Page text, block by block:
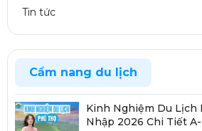
Tin tức
Cẩm nang du lịch
Kinh Nghiệm Du Lịch
Nhập 2026 Chi Tiết